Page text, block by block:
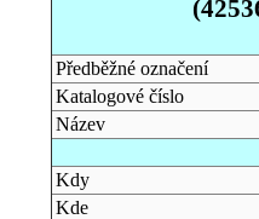
Předběžné označení
Katalogové číslo
Název
Kdy
Kde